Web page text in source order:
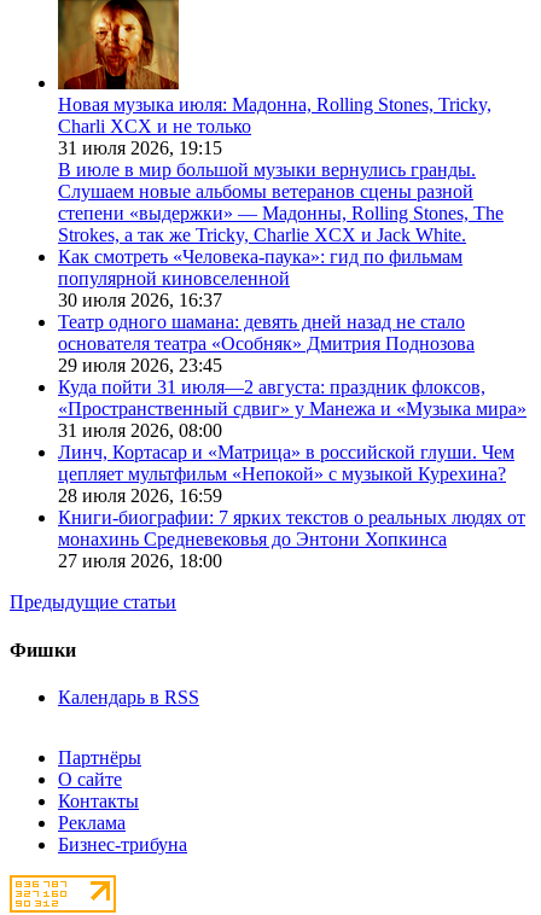
Новая музыка июля: Мадонна, Rolling Stones, Tricky,
Charli XCX и не только
31 июля 2026, 19:15
В июле в мир большой музыки вернулись гранды.
Слушаем новые альбомы ветеранов сцены разной
степени «выдержки» — Мадонны, Rolling Stones, The
Strokes, а так же Tricky, Charlie XCX и Jack White.
Как смотреть «Человека-паука»: гид по фильмам
популярной киновселенной
30 июля 2026, 16:37
Театр одного шамана: девять дней назад не стало
основателя театра «Особняк» Дмитрия Поднозова
29 июля 2026, 23:45
Куда пойти 31 июля—2 августа: праздник флоксов,
«Пространственный сдвиг» у Манежа и «Музыка мира»
31 июля 2026, 08:00
Линч, Кортасар и «Матрица» в российской глуши. Чем
цепляет мультфильм «Непокой» с музыкой Курехина?
28 июля 2026, 16:59
Книги-биографии: 7 ярких текстов о реальных людях от
монахинь Средневековья до Энтони Хопкинса
27 июля 2026, 18:00
Предыдущие статьи
Фишки
Календарь в RSS
Партнёры
О сайте
Контакты
Реклама
Бизнес-трибуна